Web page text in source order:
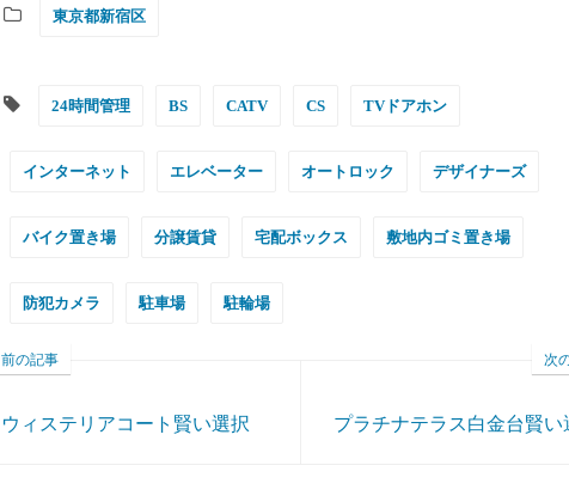
東京都新宿区
24時間管理 BS CATV CS TVドアホン
インターネット エレベーター オートロック デザイナーズ
バイク置き場 分譲賃貸 宅配ボックス 敷地内ゴミ置き場
防犯カメラ 駐車場 駐輪場
前の記事
ウィステリアコート賢い選択
次
プラチナテラス白金台賢い